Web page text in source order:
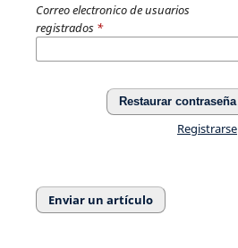
Correo electronico de usuarios
registrados *
Restaurar contraseña
Registrarse
Enviar un artículo